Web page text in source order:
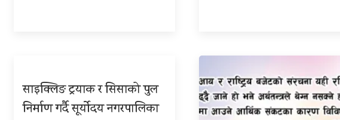
साइक्लिङ ट्रयाक र सिसाको पुल
निर्माण गर्दै सूर्योदय नगरपालिका